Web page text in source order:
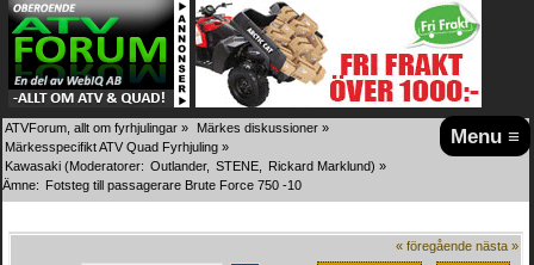
Menu ≡
ATVForum, allt om fyrhjulingar » Märkes diskussioner »
Märkesspecifikt ATV Quad Fyrhjuling »
Kawasaki (Moderatorer: Outlander, STENE Rickard Marklund) »
Ämne: Fotsteg till passagerare Brute Force 750 -10
« föregående nästa »